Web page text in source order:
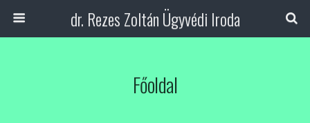
dr. Rezes Zoltán Ügyvédi Iroda
Főoldal